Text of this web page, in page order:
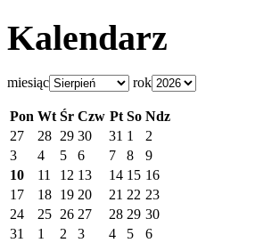
Kalendarz
miesiąc rok
Pon Wt Śr Czw Pt So Ndz
27
28 29 30 31 1
2
3
4 5 6 7 8
9
10
11 12 13 14 15 16
17
18 19 20 21 22 23
24
25 26 27 28 29 30
31
1 2 3 4 5 6